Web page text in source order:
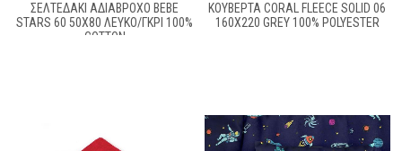
ΣΕΛΤΕΔΆΚΙ ΑΔΙΆΒΡΟΧΟ BEBE
STARS 60 50X80 ΛΕΥΚΌ/ΓΚΡΙ 100%
COTTON
ΚΟΥΒΈΡΤΑ CORAL FLEECE SOLID 06
160X220 GREY 100% POLYESTER